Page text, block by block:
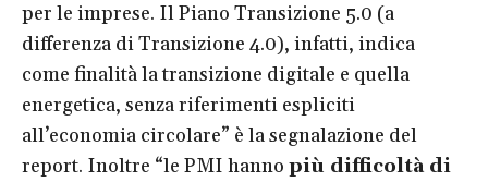
per le imprese. Il Piano Transizione 5.0 (a
differenza di Transizione 4.0), infatti, indica
come finalità la transizione digitale e quella
energetica, senza riferimenti espliciti
all’economia circolare” è la segnalazione del
report. Inoltre “le PMI hanno più difficoltà di